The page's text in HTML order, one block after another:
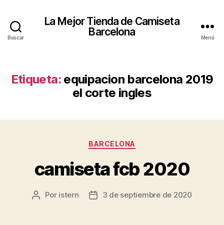
Buscar
La Mejor Tienda de Camiseta
Barcelona
Menú
Etiqueta: equipacion barcelona 2019
el corte ingles
Categorías
BARCELONA
camiseta fcb 2020
Autor
Por istern
Fecha3 de septiembre de 2020